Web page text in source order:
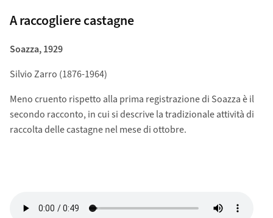
A raccogliere castagne
Soazza, 1929
Silvio Zarro (1876-1964)
Meno cruento rispetto alla prima registrazione di Soazza è il
secondo racconto, in cui si descrive la tradizionale attività di
raccolta delle castagne nel mese di ottobre.